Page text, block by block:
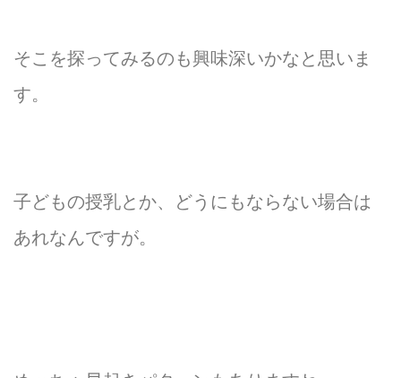
そこを探ってみるのも興味深いかなと思いま
す。
子どもの授乳とか、どうにもならない場合は
あれなんですが。